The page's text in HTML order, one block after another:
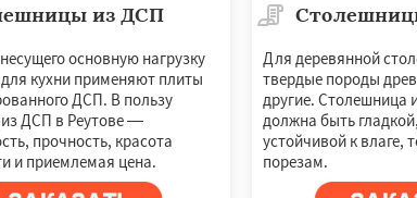
из ДСП
основную нагрузку
кухни применяют плиты
ДСП. В пользу
ДСП в Реутове —
прочность, красота
и приемлемая цена.
Для деревянной
твердые породы
другие. Столешница
должна быть
устойчивой к влаге,
порезам.